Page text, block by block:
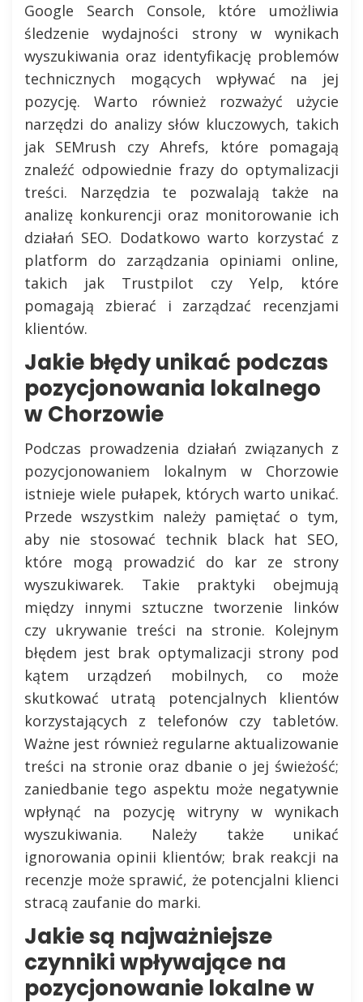
Google Search Console, które umożliwia
śledzenie wydajności strony w wynikach
wyszukiwania oraz identyfikację problemów
technicznych mogących wpływać na jej
pozycję. Warto również rozważyć użycie
narzędzi do analizy słów kluczowych, takich
jak SEMrush czy Ahrefs, które pomagają
znaleźć odpowiednie frazy do optymalizacji
treści. Narzędzia te pozwalają także na
analizę konkurencji oraz monitorowanie ich
działań SEO. Dodatkowo warto korzystać z
platform do zarządzania opiniami online,
takich jak Trustpilot czy Yelp, które
pomagają zbierać i zarządzać recenzjami
klientów.
Jakie błędy unikać podczas
pozycjonowania lokalnego
w Chorzowie
Podczas prowadzenia działań związanych z
pozycjonowaniem lokalnym w Chorzowie
istnieje wiele pułapek, których warto unikać.
Przede wszystkim należy pamiętać o tym,
aby nie stosować technik black hat SEO,
które mogą prowadzić do kar ze strony
wyszukiwarek. Takie praktyki obejmują
między innymi sztuczne tworzenie linków
czy ukrywanie treści na stronie. Kolejnym
błędem jest brak optymalizacji strony pod
kątem urządzeń mobilnych, co może
skutkować utratą potencjalnych klientów
korzystających z telefonów czy tabletów.
Ważne jest również regularne aktualizowanie
treści na stronie oraz dbanie o jej świeżość;
zaniedbanie tego aspektu może negatywnie
wpłynąć na pozycję witryny w wynikach
wyszukiwania. Należy także unikać
ignorowania opinii klientów; brak reakcji na
recenzje może sprawić, że potencjalni klienci
stracą zaufanie do marki.
Jakie są najważniejsze
czynniki wpływające na
pozycjonowanie lokalne w